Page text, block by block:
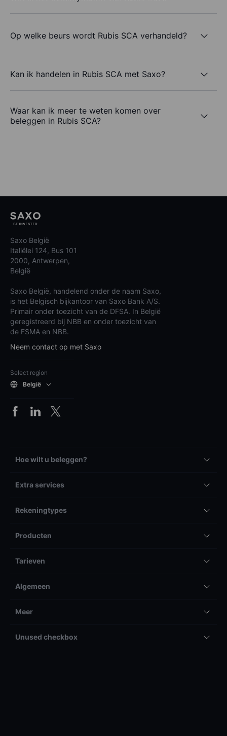
Op welke beurs wordt Rubis SCA verhandeld?
Kan ik handelen in Rubis SCA met Saxo?
Waar kan ik meer te weten komen over
beleggen in Rubis SCA?
Saxo België
Italiëlei 124, Bus 101
2000, Antwerpen,
België
Saxo België, handelend onder de naam Saxo,
is het Belgisch bijkantoor van Saxo Bank A/S.
Primair onder toezicht van de DFSA. In België
geregistreerd bij NBB en onder toezicht van
de FSMA en NBB.
Neem contact op met Saxo
Select region
België
Hoe wilt u beleggen?
Extra services
Rekeningtypes
Producten
Tarieven
Algemeen
Meer
Unused checkbox